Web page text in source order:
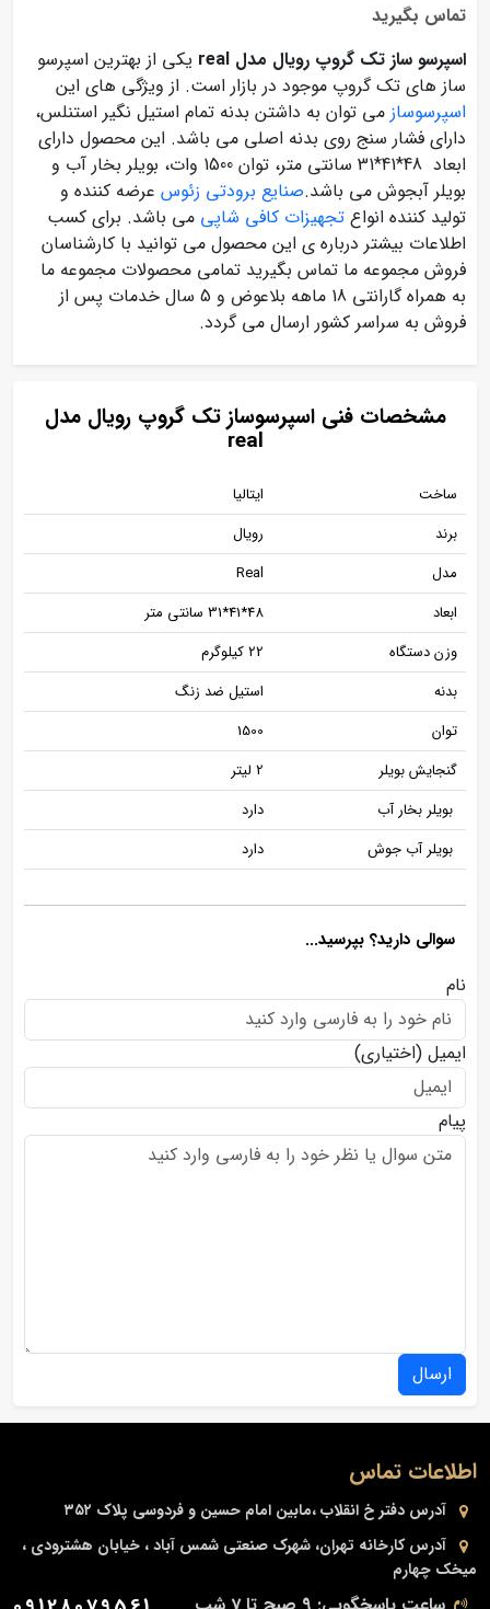
تماس بگیرید
اسپرسو ساز تک گروپ رویال مدل real
یکی از بهترین اسپرسو
ساز های تک گروپ موجود در بازار است. از ویژگی های این
اسپرسوساز می توان به داشتن بدنه تمام استیل نگیر استنلس،
دارای فشار سنج روی بدنه اصلی می باشد. این محصول دارای
ابعاد 48*41*31 سانتی متر، توان 1500 وات، بویلر بخار آب و
بویلر آبجوش می باشد.صنایع برودتی زئوس عرضه کننده و
تولید کننده انواع تجهیزات کافی شاپی می باشد. برای کسب
اطلاعات بیشتر درباره ی این محصول می توانید با کارشناسان
فروش مجموعه ما تماس بگیرید تمامی محصولات مجموعه ما
به همراه گارانتی 18 ماهه بلاعوض و 5 سال خدمات پس از
فروش به سراسر کشور ارسال می گردد.
مشخصات فنی اسپرسوساز تک گروپ رویال مدل
real
ساخت
ایتالیا
برند
رویال
مدل
Real
ابعاد
48*41*31 سانتی متر
وزن دستگاه
22 کیلوگرم
بدنه
استیل ضد زنگ
توان
1500
گنجایش بویلر
2 لیتر
بویلر بخار آب
دارد
بویلر آب جوش
دارد
سوالی دارید؟ بپرسید...
نام
ایمیل (اختیاری)
پیام
ارسال
اطلاعات تماس
آدرس دفتر خ انقلاب ،مابین امام حسین و فردوسی پلاک ۳۵۲
آدرس کارخانه تهران، شهرک صنعتی شمس آباد ، خیابان هشترودی ،
میخک چهارم